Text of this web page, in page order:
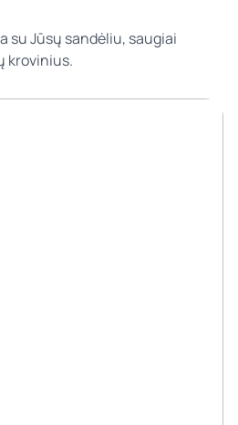
su Jūsų sandėliu, saugiai
krovinius.